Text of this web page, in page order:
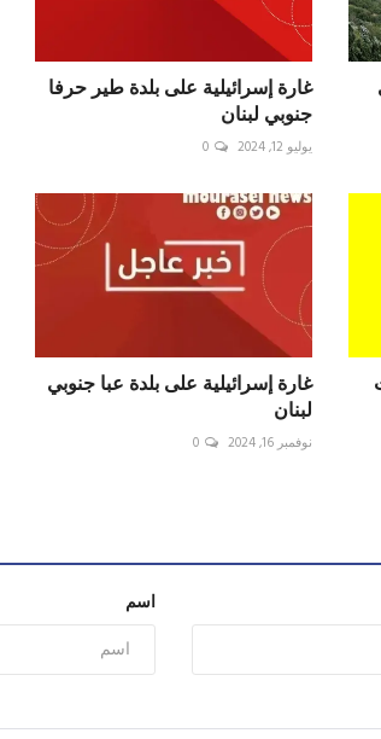
غارة إسرائيلية على بلدة طير حرفا
جنوبي لبنان ⁧‫
يوليو 12, 2024 0
غارة إسرائيلية على بلدة عبا جنوبي
لبنان
نوفمبر 16, 2024 0
اسم